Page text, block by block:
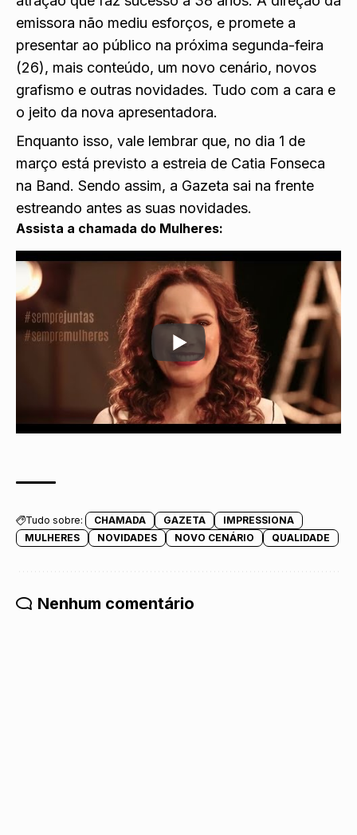
emissora não mediu esforços, e promete a
presentar ao público na próxima segunda-feira
(26), mais conteúdo, um novo cenário, novos
grafismo e outras novidades. Tudo com a cara e
o jeito da nova apresentadora.
Enquanto isso, vale lembrar que, no dia 1 de
março está previsto a estreia de Catia Fonseca
na Band. Sendo assim, a Gazeta sai na frente
estreando antes as suas novidades.
Assista a chamada do Mulheres:
Tudo sobre: CHAMADA GAZETA
IMPRESSIONA
MULHERES
NOVIDADES NOVO CENÁRIO QUALIDADE
Nenhum comentário